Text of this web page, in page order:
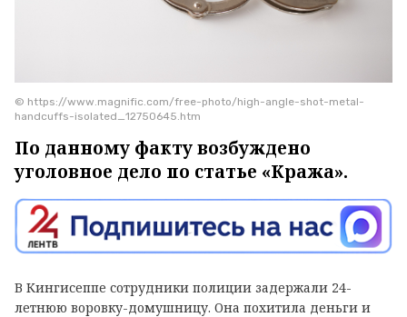
© https://www.magnific.com/free-photo/high-angle-shot-metal-
handcuffs-isolated_12750645.htm
По данному факту возбуждено
уголовное дело по статье «Кража».
В Кингисеппе сотрудники полиции задержали 24-
летнюю воровку-домушницу. Она похитила деньги и